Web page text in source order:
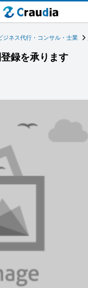
ジネス代行・コンサル・士業
録を承ります